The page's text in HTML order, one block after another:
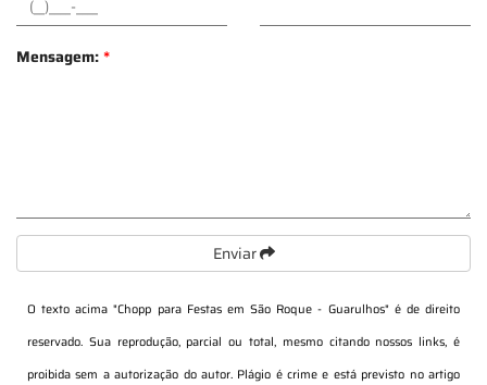
Mensagem:*
Enviar
O texto acima "Chopp para Festas em São Roque - Guarulhos" é de direito
reservado. Sua reprodução, parcial ou total, mesmo citando nossos links, é
proibida sem a autorização do autor. Plágio é crime e está previsto no artigo